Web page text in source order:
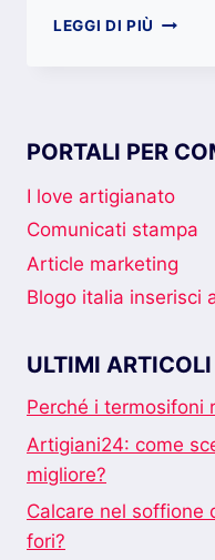
LEGGI DI PIÙ
QUALE
?
PORTALI PER
I love artigianato
Comunicati stampa
Article marketing
Blogo italia inserisci
ULTIMI ARTICOLI
Perché i termosifoni
Artigiani24: come
migliore?
Calcare nel soffione
fori?